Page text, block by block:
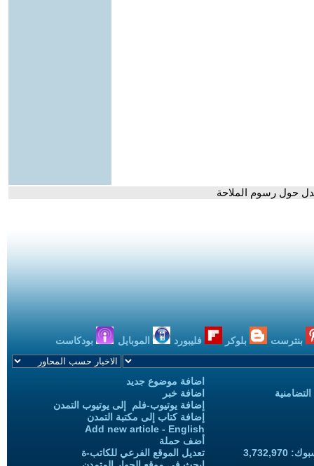
حول رسوم الملاحة
بنترست بلوكر فليبورد الموبايل بودكاست
اضافة موضوع جديد
اضافة خبر
إضافة يوتيوب-فلم إلى يوتيوب التمدن
إضافة كتاب إلى مكتبة التمدن
Add new article - English
أضف حملة
تعديل الموقع الفرعي للكاتب-ة